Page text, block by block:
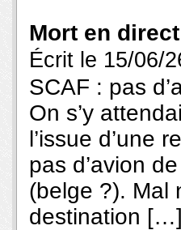
Mort en
Écrit le 15/06/
SCAF : pas
On s’y
l’issue d’une
pas d’avion
(belge ?). Mal
destination […]